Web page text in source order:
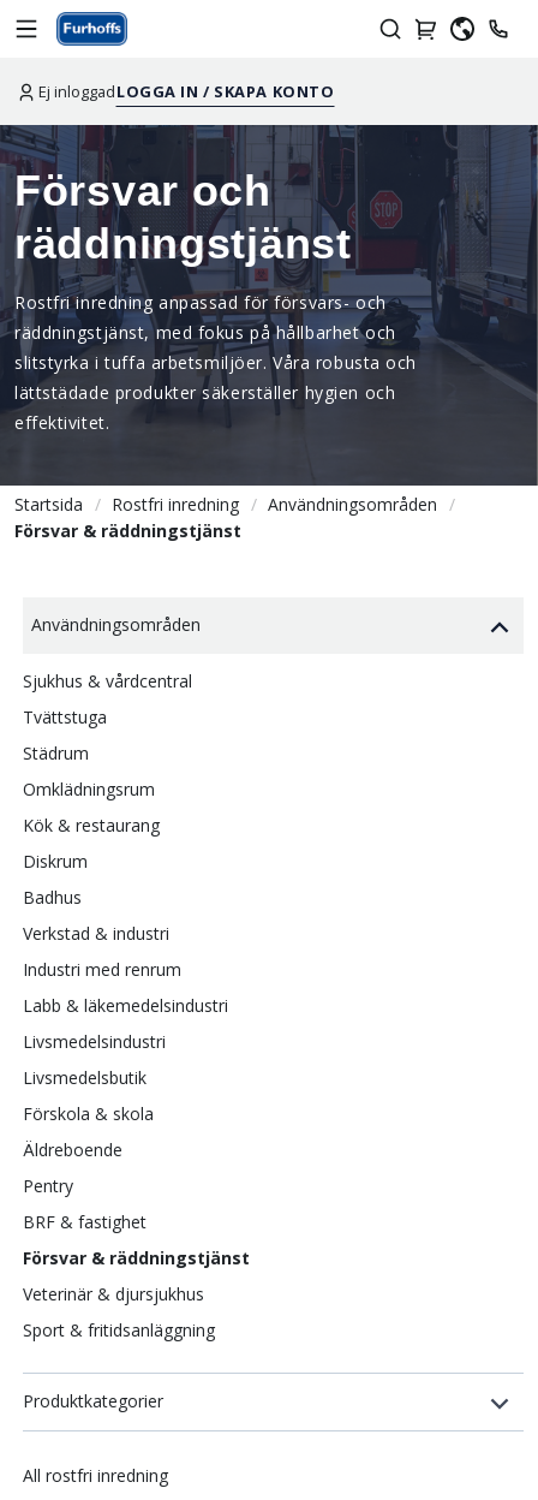
Ej inloggadLOGGA IN / SKAPA KONTO
Startsida Rostfri inredning
Användningsområden
Försvar & räddningstjänst
Försvar och
räddningstjänst
Rostfri inredning anpassad för försvars- och
räddningstjänst, med fokus på hållbarhet och
slitstyrka i tuffa arbetsmiljöer. Våra robusta och
lättstädade produkter säkerställer hygien och
effektivitet.
Användningsområden
Sjukhus & vårdcentral
Tvättstuga
Städrum
Omklädningsrum
Kök & restaurang
Diskrum
Badhus
Verkstad & industri
Industri med renrum
Labb & läkemedelsindustri
Livsmedelsindustri
Livsmedelsbutik
Förskola & skola
Äldreboende
Pentry
BRF & fastighet
Försvar & räddningstjänst
Veterinär & djursjukhus
Sport & fritidsanläggning
Produktkategorier
All rostfri inredning